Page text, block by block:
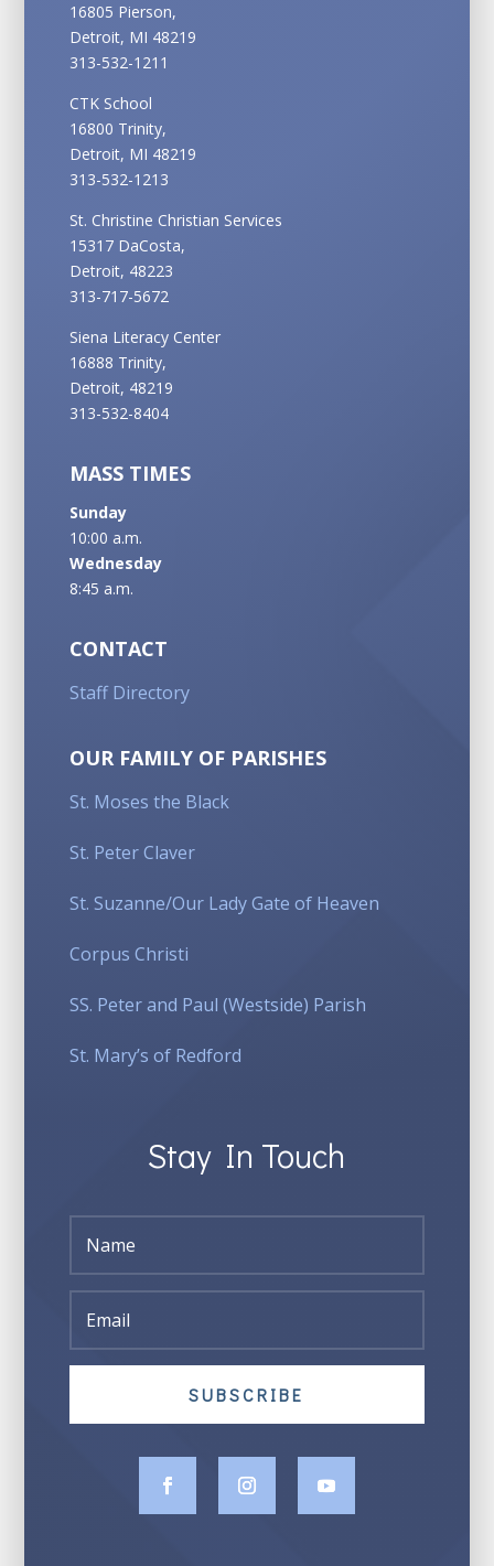
16805 Pierson,
Detroit, MI 48219
313-532-1211
CTK School
16800 Trinity,
Detroit, MI 48219
313-532-1213
St. Christine Christian Services
15317 DaCosta,
Detroit, 48223
313-717-5672
Siena Literacy Center
16888 Trinity,
Detroit, 48219
313-532-8404
MASS TIMES
Sunday
10:00 a.m.
Wednesday
8:45 a.m.
CONTACT
Staff Directory
OUR FAMILY OF PARISHES
St. Moses the Black
St. Peter Claver
St. Suzanne/Our Lady Gate of Heaven
Corpus Christi
SS. Peter and Paul (Westside) Parish
St. Mary’s of Redford
Stay In Touch
SUBSCRIBE